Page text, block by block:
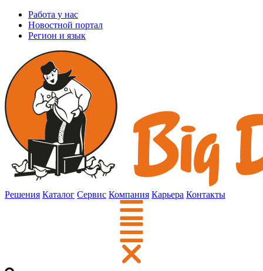
Работа у нас
Новостной портал
Регион и язык
Решения Каталог Сервис Компания Карьера Контакты